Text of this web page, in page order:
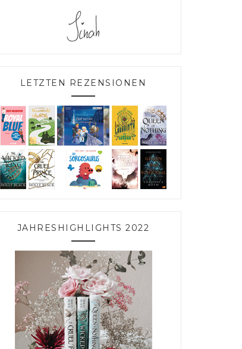
LETZTEN REZENSIONEN
JAHRESHIGHLIGHTS 2022